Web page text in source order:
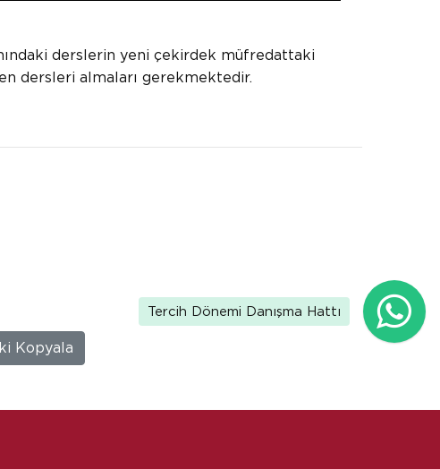
derslerin yeni çekirdek müfredattaki
dersleri almaları gerekmektedir.
Kopyala
Tercih Dönemi Danışma Hattı